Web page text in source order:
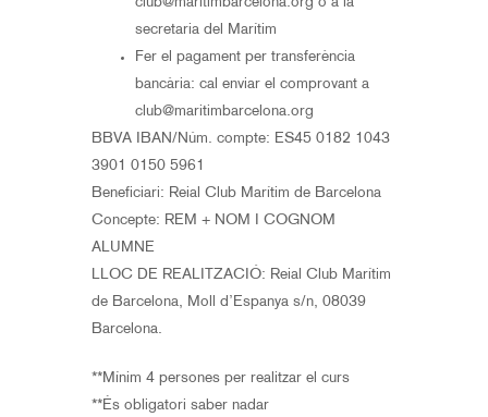
secretaria del Marítim
Fer el pagament per transferència
bancària: cal enviar el comprovant a
club@maritimbarcelona.org
BBVA IBAN/Núm. compte: ES45 0182 1043
3901 0150 5961
Beneficiari: Reial Club Marítim de Barcelona
Concepte: REM + NOM I COGNOM
ALUMNE
LLOC DE REALITZACIÓ: Reial Club Marítim
de Barcelona, Moll d’Espanya s/n, 08039
Barcelona.
**Mínim 4 persones per realitzar el curs
**És obligatori saber nadar